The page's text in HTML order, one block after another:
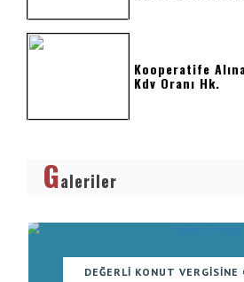
Kooperatife
Kdv Oranı Hk.
Galeriler
DEĞERLI KONUT VERGISINE